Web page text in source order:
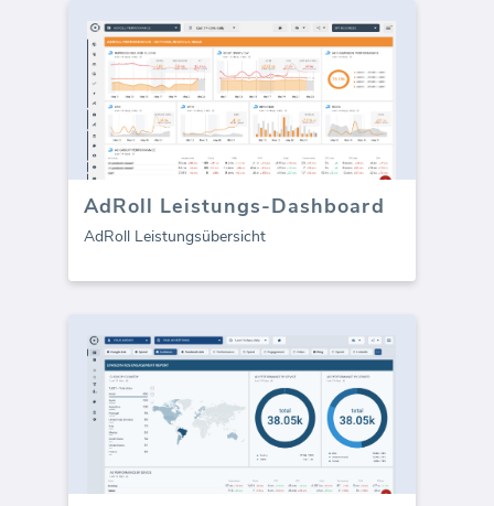
AdRoll Leistungs-Dashboard
AdRoll Leistungsübersicht